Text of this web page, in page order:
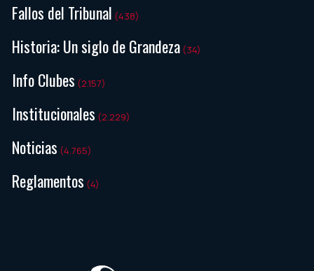
Fallos del Tribunal (438)
Historia: Un siglo de Grandeza (34)
Info Clubes (2.157)
Institucionales (2.229)
Noticias (4.765)
Reglamentos (4)